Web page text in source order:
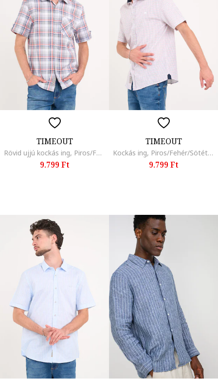
TIMEOUT
Rövid ujjú kockás ing, Piros/Fehér/Sötétkék
9.799 Ft
TIMEOUT
Kockás ing, Piros/Fehér/Sötétkék
9.799 Ft